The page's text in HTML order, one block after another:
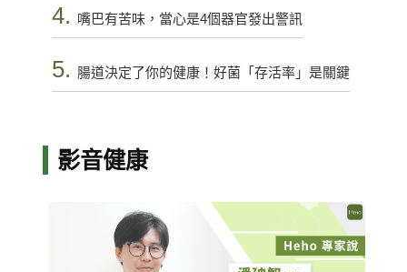
4. 嘴巴有苦味，當心是4個器官發出警訊
5. 腸道決定了你的健康！好菌「存活率」是關鍵
影音健康